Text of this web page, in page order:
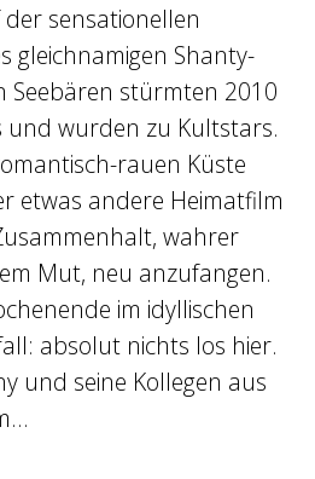
sensationellen
gleichnamigen Shanty-
Seebären stürmten 2010
und wurden zu Kultstars.
rauen Küste
etwas andere Heimatfilm
wahrer
Mut, neu anzufangen.
im idyllischen
absolut nichts los hier.
und seine Kollegen aus